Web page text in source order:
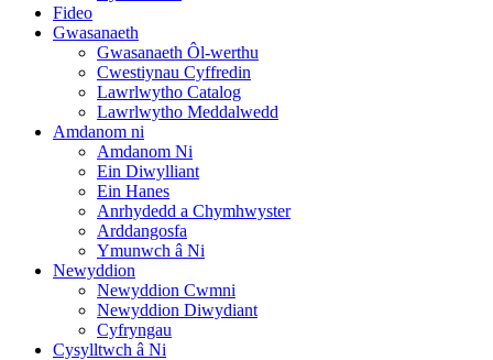
Fideo
Gwasanaeth
Gwasanaeth Ôl-werthu
Cwestiynau Cyffredin
Lawrlwytho Catalog
Lawrlwytho Meddalwedd
Amdanom ni
Amdanom Ni
Ein Diwylliant
Ein Hanes
Anrhydedd a Chymhwyster
Arddangosfa
Ymunwch â Ni
Newyddion
Newyddion Cwmni
Newyddion Diwydiant
Cyfryngau
Cysylltwch â Ni